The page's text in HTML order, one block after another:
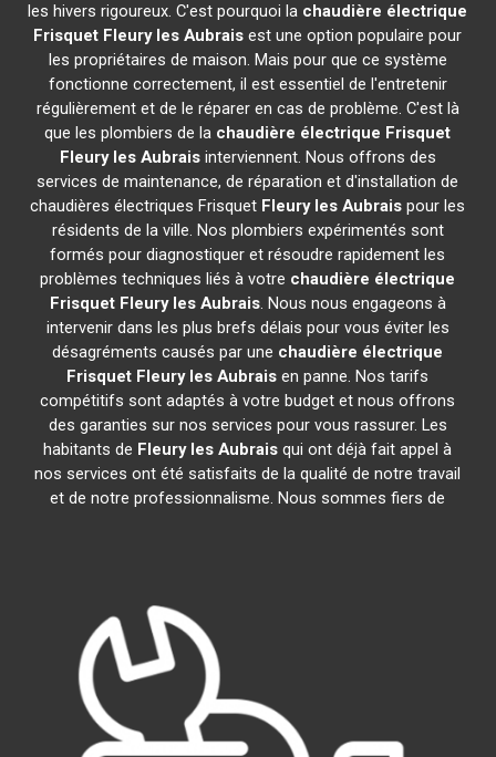
les hivers rigoureux. C'est pourquoi la chaudière électrique
Frisquet Fleury les Aubrais est une option populaire pour
les propriétaires de maison. Mais pour que ce système
fonctionne correctement, il est essentiel de l'entretenir
régulièrement et de le réparer en cas de problème. C'est là
que les plombiers de la chaudière électrique Frisquet
Fleury les Aubraisinterviennent. Nous offrons des
services de maintenance, de réparation et d'installation de
chaudières électriques Frisquet Fleury les Aubrais pour les
résidents de la ville. Nos plombiers expérimentés sont
formés pour diagnostiquer et résoudre rapidement les
problèmes techniques liés à votre chaudière électrique
Frisquet Fleury les Aubrais. Nous nous engageons à
intervenir dans les plus brefs délais pour vous éviter les
désagréments causés par une chaudière électrique
Frisquet Fleury les Aubrais en panne. Nos tarifs
compétitifs sont adaptés à votre budget et nous offrons
des garanties sur nos services pour vous rassurer. Les
habitants de Fleury les Aubrais qui ont déjà fait appel à
nos services ont été satisfaits de la qualité de notre travail
et de notre professionnalisme. Nous sommes fiers de